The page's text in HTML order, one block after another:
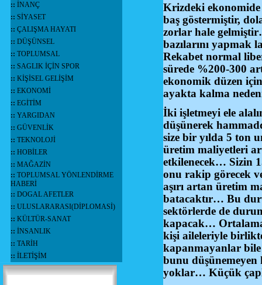
:: İNANÇ
:: SİYASET
:: ÇALIŞMA HAYATI
:: DÜŞÜNSEL
:: TOPLUMSAL
:: SAGLIK İÇİN SPOR
:: KİŞİSEL GELİŞİM
:: EKONOMİ
:: EGİTİM
:: YARGIDAN
:: GÜVENLİK
:: TEKNOLOJİ
:: HOBİLER
:: MAĞAZİN
:: TOPLUMSAL YÖNLENDİRME
HABERİ
:: DOGAL AFETLER
:: ULUSLARARASI(DİPLOMASİ)
:: KÜLTÜR-SANAT
:: İNSANLIK
:: TARİH
:: İLETİŞİM
Krizdeki ekonomide
baş göstermiştir,
zorlar hale
bazılarını yapmak
Rekabet normal
sürede %200-300
ekonomik düzen
ayakta kalma
İki işletmeyi ele
düşünerek
size bir yılda 5 ton
üretim maliyetleri
etkilenecek… Sizin
onu rakip görecek
aşırı artan üretim
batacaktır… Bu
sektörlerde de
kapacak… Ortalama
kişi aileleriyle
kapanmayanlar
bunu
yoklar… Küçük